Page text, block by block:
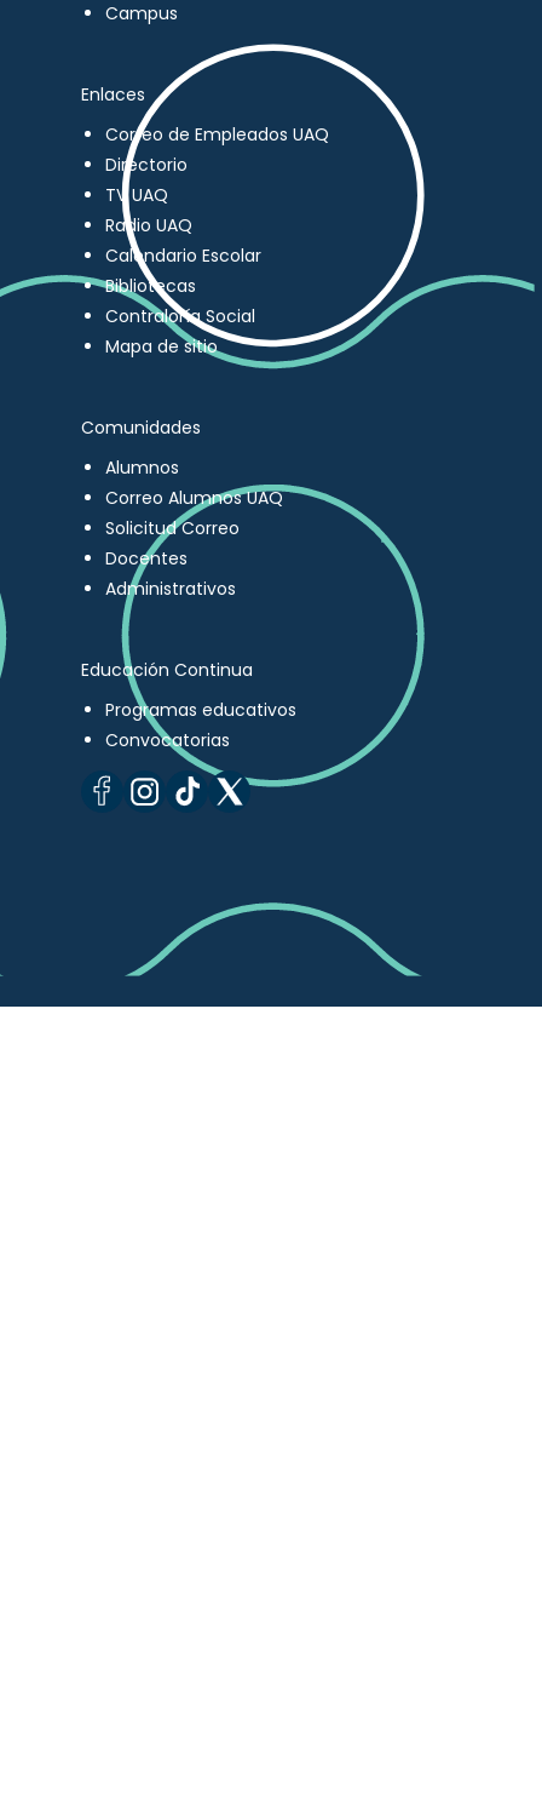
Campus
Enlaces
Correo de Empleados UAQ
Directorio
TV UAQ
Radio UAQ
Calendario Escolar
Bibliotecas
Contraloría Social
Mapa de sitio
Comunidades
Alumnos
Correo Alumnos UAQ
Solicitud Correo
Docentes
Administrativos
Educación Continua
Programas educativos
Convocatorias